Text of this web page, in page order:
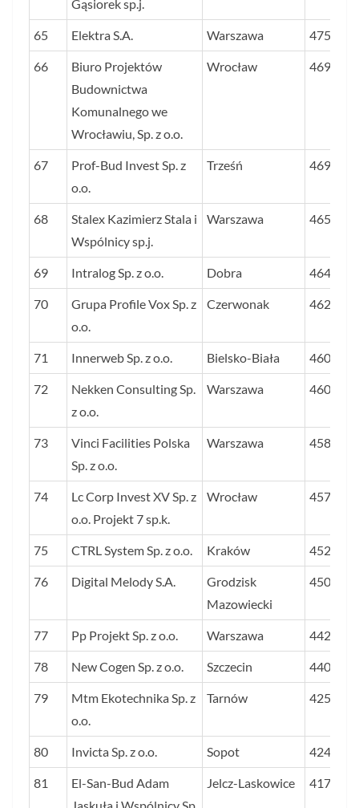
Gąsiorek sp.j.
65 Elektra S.A. Warszawa 4758
66
Biuro Projektów
Budownictwa
Komunalnego we
Wrocławiu, Sp. z o.o.
Wrocław 4699
67
Prof-Bud Invest Sp. z
o.o.
Trześń 4698
68
Stalex Kazimierz Stala i
Wspólnicy sp.j.
Warszawa 4650
69 Intralog Sp. z o.o. Dobra 4647
70
Grupa Profile Vox Sp. z
o.o.
Czerwonak 4621
71 Innerweb Sp. z o.o. Bielsko-Biała 4606
72
Nekken Consulting Sp.
z o.o.
Warszawa 4600
73
Vinci Facilities Polska
Sp. z o.o.
Warszawa 4580
74
Lc Corp Invest XV Sp. z
o.o. Projekt 7 sp.k.
Wrocław 4576
75 CTRL System Sp. z o.o. Kraków 4520
76 Digital Melody S.A.
Grodzisk
Mazowiecki
4503
77 Pp Projekt Sp. z o.o. Warszawa 4421
78 New Cogen Sp. z o.o. Szczecin 4407
79
Mtm Ekotechnika Sp. z
o.o.
Tarnów 4250
80 Invicta Sp. z o.o. Sopot 4249
81
El-San-Bud Adam
Jaskuła i Wspólnicy Sp.
Jelcz-Laskowice 4176